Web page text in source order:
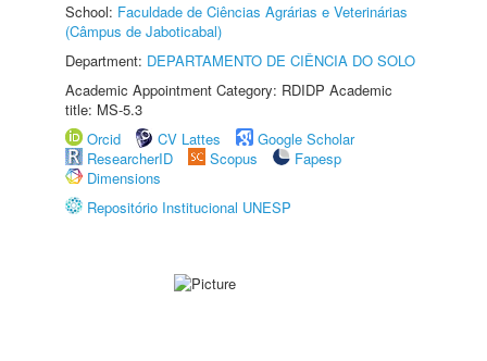
School: Faculdade de Ciências Agrárias e Veterinárias
(Câmpus de Jaboticabal)
Department: DEPARTAMENTO DE CIÊNCIA DO SOLO
Academic Appointment Category: RDIDP Academic
title: MS-5.3
Orcid
CV Lattes
Google Scholar
ResearcherID
Scopus
Fapesp
Dimensions
Repositório Institucional UNESP